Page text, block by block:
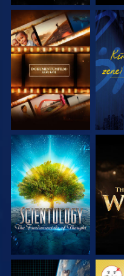
A SOROZAT
RÉSZEI
A SOROZAT
RÉSZEI
A
RÉSZEI